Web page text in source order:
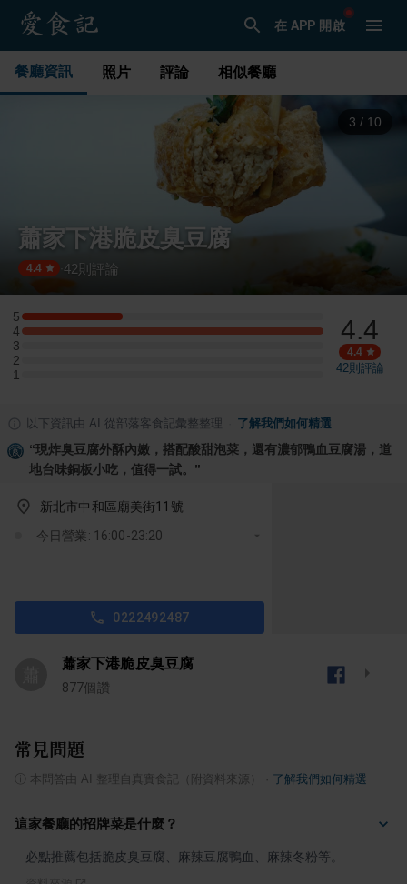
在 APP 開啟
餐廳資訊 照片 評論 相似餐廳
3 / 10
蕭家下港脆皮臭豆腐
4.4 42 則評論
5
5 星：2 則評論
4
4 星：6 則評論
3
3 星：0 則評論
2
2 星：0 則評論
1
1 星：0 則評論
4.4
4.4
42則評論
以下資訊由 AI 從部落客食記彙整整理 了解我們如何精選
“現炸臭豆腐外酥內嫩，搭配酸甜泡菜，還有濃郁鴨血豆腐湯，道
地台味銅板小吃，值得一試。 ”
新北市中和區廟美街11號
今日營業: 16:00-23:20
0222492487
蕭家下港脆皮臭豆腐
877個讚
常見問題
本問答由 AI 整理自真實食記（附資料來源） 了解我們如何精選
這家餐廳的招牌菜是什麼？
必點推薦包括脆皮臭豆腐、麻辣豆腐鴨血、麻辣冬粉等。